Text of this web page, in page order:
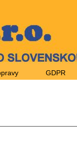
GDPR